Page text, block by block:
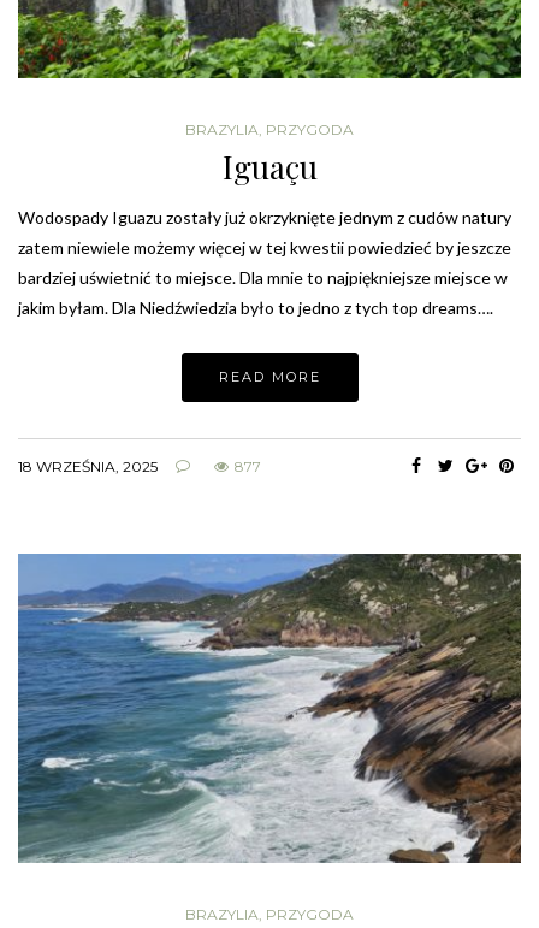
BRAZYLIA, PRZYGODA
Iguaçu
Wodospady Iguazu zostały już okrzyknięte jednym z cudów natury
zatem niewiele możemy więcej w tej kwestii powiedzieć by jeszcze
bardziej uświetnić to miejsce. Dla mnie to najpiękniejsze miejsce w
jakim byłam. Dla Niedźwiedzia było to jedno z tych top dreams….
READ MORE
18 WRZEŚNIA, 2025 877
BRAZYLIA PRZYGODA